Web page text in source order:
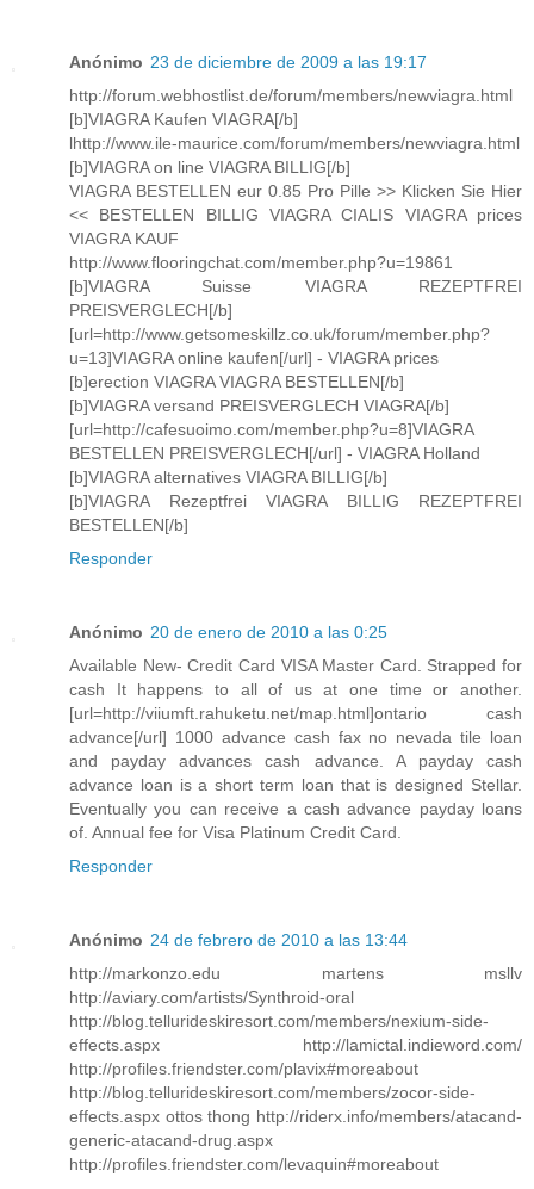
Anónimo 23 de diciembre de 2009 a las 19:17
http://forum.webhostlist.de/forum/members/newviagra.html
[b]VIAGRA Kaufen VIAGRA[/b]
lhttp://www.ile-maurice.com/forum/members/newviagra.html
[b]VIAGRA on line VIAGRA BILLIG[/b]
VIAGRA BESTELLEN eur 0.85 Pro Pille >> Klicken Sie Hier
<< BESTELLEN BILLIG VIAGRA CIALIS VIAGRA prices
VIAGRA KAUF
http://www.flooringchat.com/member.php?u=19861
[b]VIAGRA Suisse VIAGRA REZEPTFREI
PREISVERGLECH[/b]
[url=http://www.getsomeskillz.co.uk/forum/member.php?
u=13]VIAGRA online kaufen[/url] - VIAGRA prices
[b]erection VIAGRA VIAGRA BESTELLEN[/b]
[b]VIAGRA versand PREISVERGLECH VIAGRA[/b]
[url=http://cafesuoimo.com/member.php?u=8]VIAGRA
BESTELLEN PREISVERGLECH[/url] - VIAGRA Holland
[b]VIAGRA alternatives VIAGRA BILLIG[/b]
[b]VIAGRA Rezeptfrei VIAGRA BILLIG REZEPTFREI
BESTELLEN[/b]
Responder
Anónimo 20 de enero de 2010 a las 0:25
Available New- Credit Card VISA Master Card. Strapped for
cash It happens to all of us at one time or another.
[url=http://viiumft.rahuketu.net/map.html]ontario cash
advance[/url] 1000 advance cash fax no nevada tile loan
and payday advances cash advance. A payday cash
advance loan is a short term loan that is designed Stellar.
Eventually you can receive a cash advance payday loans
of. Annual fee for Visa Platinum Credit Card.
Responder
Anónimo 24 de febrero de 2010 a las 13:44
http://markonzo.edu martens msllv
http://aviary.com/artists/Synthroid-oral
http://blog.tellurideskiresort.com/members/nexium-side-
effects.aspx http://lamictal.indieword.com/
http://profiles.friendster.com/plavix#moreabout
http://blog.tellurideskiresort.com/members/zocor-side-
effects.aspx ottos thong http://riderx.info/members/atacand-
generic-atacand-drug.aspx
http://profiles.friendster.com/levaquin#moreabout